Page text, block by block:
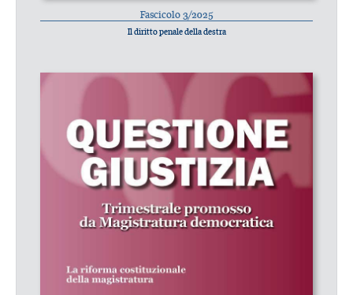
Fascicolo 3/2025
Il diritto penale della destra